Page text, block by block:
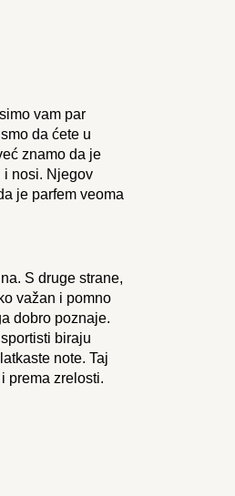
vam par
da ćete u
znamo da je
i nosi. Njegov
je parfem veoma
S druge strane,
važan i pomno
dobro poznaje.
biraju
note. Taj
prema zrelosti.